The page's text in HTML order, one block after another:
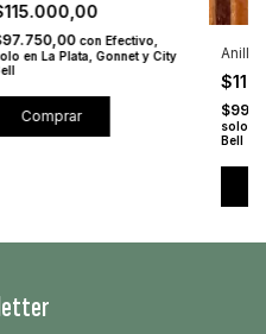
con Efectivo,
en La Plata, Gonnet y City
Comprar
Anillo
solo
Bell